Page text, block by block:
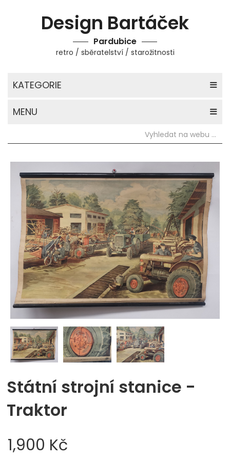
Design Bartáček
Pardubice
retro / sběratelství / starožitnosti
KATEGORIE
MENU
Státní strojní stanice -
Traktor
1,900 Kč